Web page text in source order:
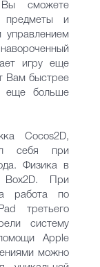
Вы сможете
предметы и
игру еще
Вам быстрее
еще больше
Cocos2D,
себя при
Физика в
Box2D. При
работа по
третьего
систему
Apple
можно